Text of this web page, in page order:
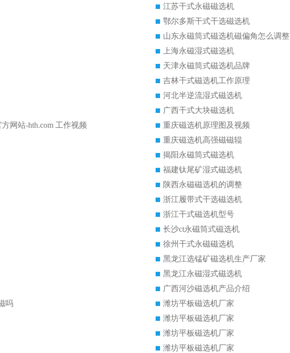
江苏干式永磁磁选机
鄂尔多斯干式干选磁选机
山东永磁筒式磁选机磁偏角怎么调整
上海永磁湿式磁选机
天津永磁筒式磁选机品牌
吉林干式磁选机工作原理
河北半逆流湿式磁选机
广西干式大块磁选机
网站-hth.com 工作视频
重庆磁选机原理图及视频
重庆磁选机高强磁磁辊
揭阳永磁筒式磁选机
福建钛尾矿湿式磁选机
陕西永磁磁选机的调整
浙江履带式干选磁选机
浙江干式磁选机型号
长沙ct永磁筒式磁选机
徐州干式永磁磁选机
黑龙江选锰矿磁选机生产厂家
黑龙江永磁湿式磁选机
广西河沙磁选机产品介绍
吗
潍坊平板磁选机厂家
潍坊平板磁选机厂家
潍坊平板磁选机厂家
潍坊平板磁选机厂家